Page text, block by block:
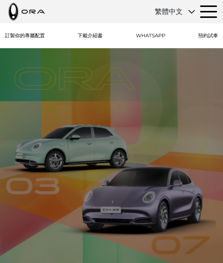
繁體中文
訂製你的專屬配置 下載介紹書 WHATSAPP 預約試車